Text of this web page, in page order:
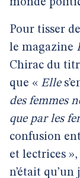
monde
Pour tisser
le magazine
Chirac du
que « Elle
des femmes
que par les
confusion
et lectrices »,
n’était